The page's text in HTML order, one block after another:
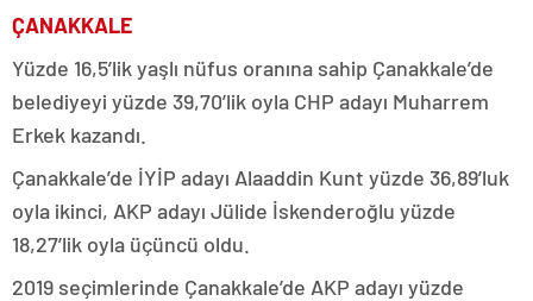
ÇANAKKALE
Yüzde 16,5’lik yaşlı nüfus oranına sahip Çanakkale’de
belediyeyi yüzde 39,70’lik oyla CHP adayı Muharrem
Erkek kazandı.
Çanakkale’de İYİP adayı Alaaddin Kunt yüzde 36,89’luk
oyla ikinci, AKP adayı Jülide İskenderoğlu yüzde
18,27’lik oyla üçüncü oldu.
2019 seçimlerinde Çanakkale’de AKP adayı yüzde